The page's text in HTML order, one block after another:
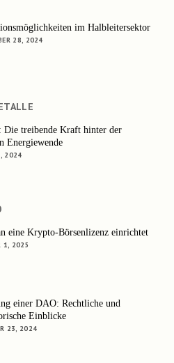
im Halbleitersektor
28, 2024
Die treibende Kraft hinter der
Energiewende
2024
eine Krypto-Börsenlizenz einrichtet
1, 2025
einer DAO: Rechtliche und
Einblicke
23, 2024